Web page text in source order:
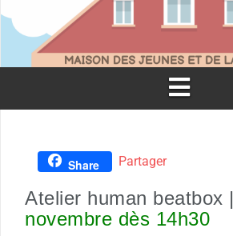
Share Partager
Atelier human beatbox |
novembre dès 14h30